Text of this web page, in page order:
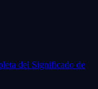
del Significado de